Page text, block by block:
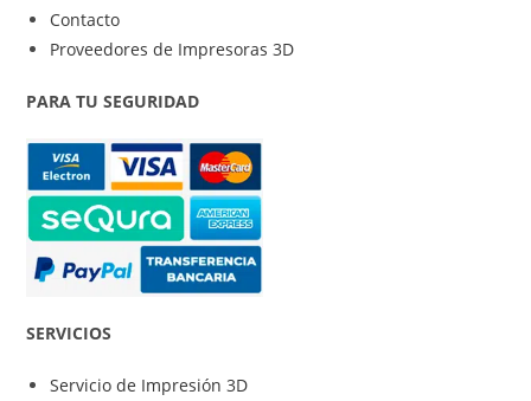
Contacto
Proveedores de Impresoras 3D
PARA TU SEGURIDAD
SERVICIOS
Servicio de Impresión 3D